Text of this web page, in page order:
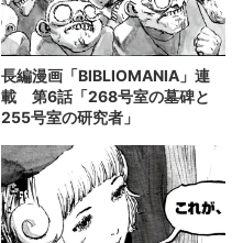
長編漫画「BIBLIOMANIA」連
載 第6話「268号室の墓碑と
255号室の研究者」